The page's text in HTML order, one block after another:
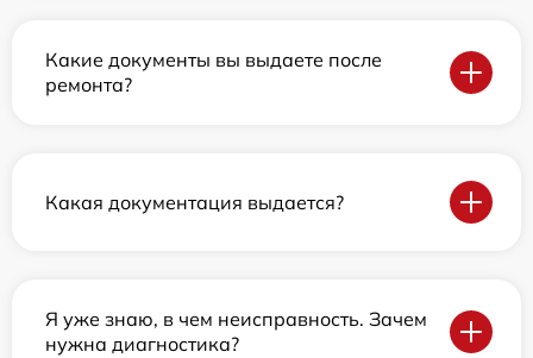
Какие документы вы выдаете после
ремонта?
Какая документация выдается?
Я уже знаю, в чем неисправность. Зачем
нужна диагностика?